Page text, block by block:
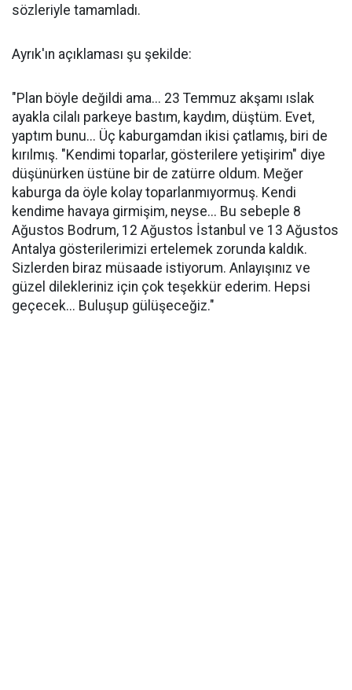
sözleriyle tamamladı.
Ayrık'ın açıklaması şu şekilde:
"Plan böyle değildi ama... 23 Temmuz akşamı ıslak
ayakla cilalı parkeye bastım, kaydım, düştüm. Evet,
yaptım bunu... Üç kaburgamdan ikisi çatlamış, biri de
kırılmış. "Kendimi toparlar, gösterilere yetişirim" diye
düşünürken üstüne bir de zatürre oldum. Meğer
kaburga da öyle kolay toparlanmıyormuş. Kendi
kendime havaya girmişim, neyse... Bu sebeple 8
Ağustos Bodrum, 12 Ağustos İstanbul ve 13 Ağustos
Antalya gösterilerimizi ertelemek zorunda kaldık.
Sizlerden biraz müsaade istiyorum. Anlayışınız ve
güzel dilekleriniz için çok teşekkür ederim. Hepsi
geçecek... Buluşup gülüşeceğiz."